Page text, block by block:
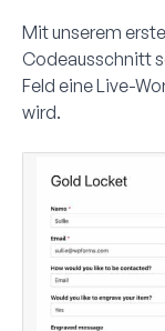
Mit unserem
Codeausschnitt
Feld eine Live-
wird.